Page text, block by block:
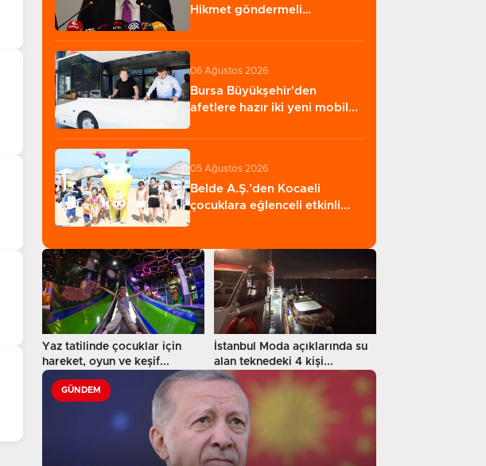
Hikmet göndermeli
06 Ağustos 2026
Bursa Büyükşehir'den
afetlere hazır iki yeni mobil...
05 Ağustos 2026
Belde A.Ş.’den Kocaeli
çocuklara eğlenceli etkinli...
Yaz tatilinde çocuklar için
hareket, oyun ve keşif...
İstanbul Moda açıklarında su
alan teknedeki 4 kişi...
GÜNDEM